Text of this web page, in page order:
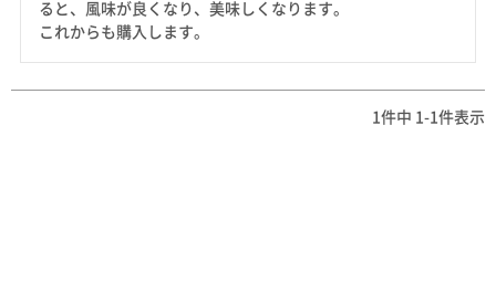
ると、風味が良くなり、美味しくなります。
これからも購入します。
1 件中 1 -1 件表示